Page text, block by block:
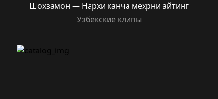
Шохзамон — Нархи канча мехрни айтинг
Узбекские клипы